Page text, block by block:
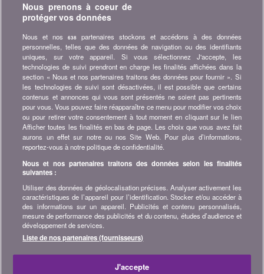
Ne ratez aucune occasion d'économiser. Recevez nos
comparatifs, conseils et astuces dans les domaines tels que
l'assurance, la finance, produits de consommation et bien plus...
Abonnez-vous à la newsletter
Rejoignez la communauté
Restez à l'affût, retrouvez tous les conseils et astuces pour
économiser sur :
A propos de bonus.ch
Qui est bonus.ch ? Comment fonctionnent les comparatifs ?
Demande de presse, partenariat, publicité, ...
Toutes les infos sur bonus.ch
Nous prenons à coeur de
protéger vos données
Nous et nos638
partenaires stockons et accédons à des données
personnelles, telles que des données de navigation ou des identifiants
uniques, sur votre appareil. Si vous sélectionnez J'accepte, les
technologies de suivi prendront en charge les finalités affichées dans la
section « Nous et nos partenaires traitons des données pour fournir ». Si
les technologies de suivi sont désactivées, il est possible que certains
contenus et annonces qui vous sont présentés ne soient pas pertinents
pour vous. Vous pouvez faire réapparaître ce menu pour modifier vos choix
ou pour retirer votre consentement à tout moment en cliquant sur le lien
Afficher toutes les finalités en bas de page. Les choix que vous avez fait
aurons un effet sur notre ou nos Site Web. Pour plus d’informations,
reportez-vous à notre politique de confidentialité.
Nous et nos partenaires traitons des données selon les finalités
suivantes :
Utiliser des données de géolocalisation précises. Analyser activement les
caractéristiques de l’appareil pour l’identification. Stocker et/ou accéder à
des informations sur un appareil. Publicités et contenu personnalisés,
mesure de performance des publicités et du contenu, études d’audience et
développement de services.
Liste de nos partenaires (fournisseurs)
J'accepte